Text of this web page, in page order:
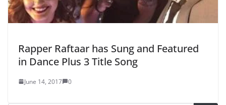
Rapper Raftaar has Sung and Featured
in Dance Plus 3 Title Song
June 14, 2017 0